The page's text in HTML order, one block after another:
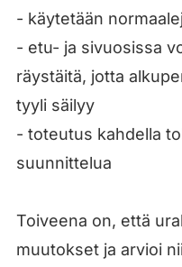
- käytetään
- etu- ja sivuosissa
räystäitä, jotta
tyyli säilyy
- toteutus kahdella
suunnittelua
Toiveena on, että
muutokset ja arvioi